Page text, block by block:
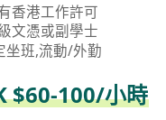
香港工作許可
文憑或副學士
坐班,流動/外勤
$60-100/小時